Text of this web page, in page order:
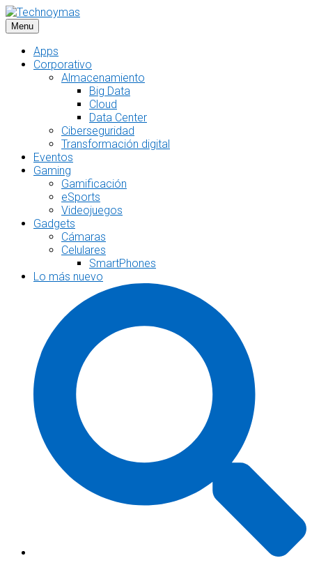
Saltar
al
contenido
Menu
Apps
Corporativo
Almacenamiento
Big Data
Cloud
Data Center
Ciberseguridad
Transformación digital
Eventos
Gaming
Gamificación
eSports
Videojuegos
Gadgets
Cámaras
Celulares
SmartPhones
Lo más nuevo